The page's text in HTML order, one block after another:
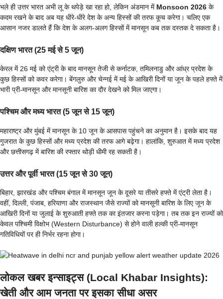
भले ही उत्तर भारत अभी लू के थपेड़े खा रहा हो, लेकिन अंडमान में Monsoon 2026 के
कदम रखने के बाद अब यह धीरे-धीरे देश के अन्य हिस्सों की तरफ कूच करेगा। चलिए एक
आसान नजर डालते हैं कि देश के अलग-अलग हिस्सों में मानसून कब तक दस्तक दे सकता है।
दक्षिण भारत (25 मई से 5 जून)
केरल में 26 मई को एंट्री के बाद मानसून तेजी से कर्नाटक, तमिलनाडु और आंध्र प्रदेश के
कुछ हिस्सों को कवर करेगा। बेंगलुरु और चेन्नई में मई के आखिरी दिनों या जून के पहले हफ्ते में
भारी प्री-मानसून और मानसूनी बारिश का दौर देखने को मिल जाएगा।
पश्चिम और मध्य भारत (5 जून से 15 जून)
महाराष्ट्र और मुंबई में मानसून के 10 जून के आसपास पहुंचने का अनुमान है। इसके बाद यह
गुजरात के कुछ हिस्सों और मध्य प्रदेश की तरफ आगे बढ़ेगा। हालांकि, शुरुआत में मध्य प्रदेश
और छत्तीसगढ़ में बारिश की रफ्तार थोड़ी धीमी रह सकती है।
उत्तर और पूर्वी भारत (15 जून से 30 जून)
बिहार, झारखंड और पश्चिम बंगाल में मानसून जून के दूसरे या तीसरे हफ्ते में एंट्री लेता है।
वहीं, दिल्ली, पंजाब, हरियाणा और राजस्थान जैसे राज्यों को मानसूनी बारिश के लिए जून के
आखिरी दिनों या जुलाई के शुरुआती हफ्ते तक का इंतजार करना पड़ेगा। तब तक इन राज्यों को
केवल पश्चिमी विक्षोभ (Western Disturbance) से होने वाली हल्की प्री-मानसून
गतिविधियों पर ही निर्भर रहना होगा।
लोकल खबर इन्साइट्स (Local Khabar Insights):
खेती और आम जनता पर इसका सीधा असर